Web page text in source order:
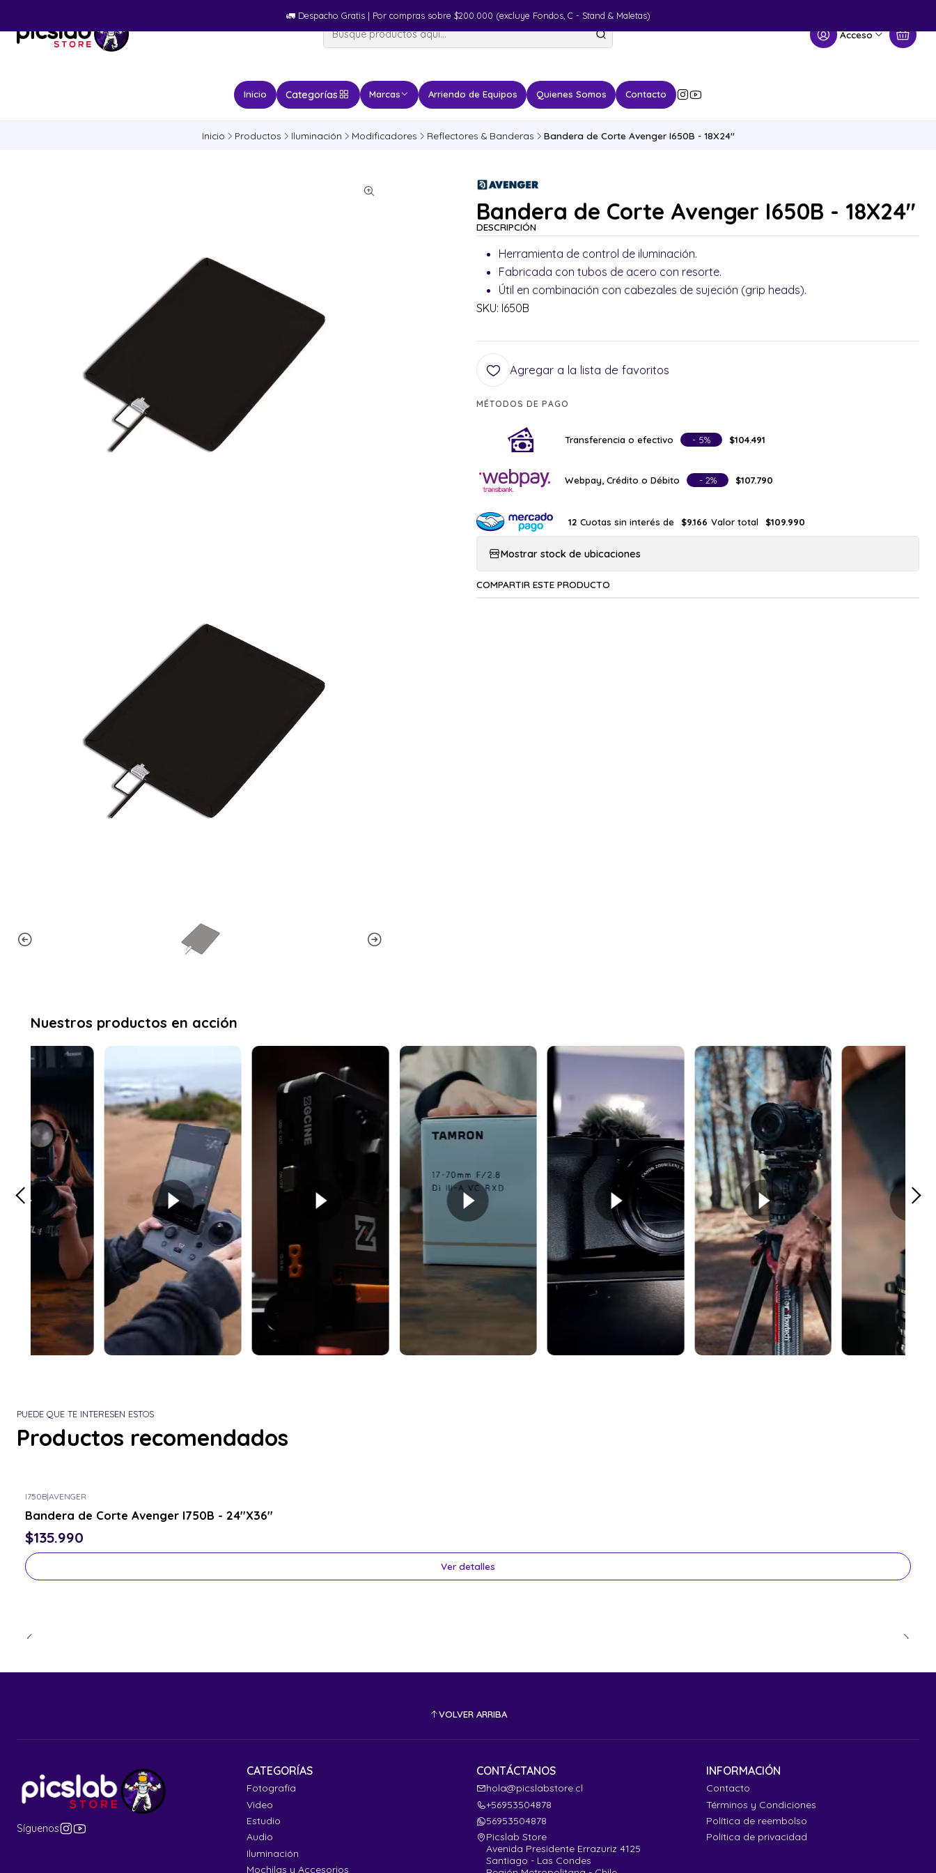
Acceso
Inicio Categorías Marcas Arriendo de Equipos Quienes Somos Contacto
🚛​ Despacho Gratis | Por compras sobre $200.000 (excluye Fondos, C - Stand & Maletas)
Inicio Productos Iluminación Modificadores Reflectores & Banderas Bandera de Corte Avenger I650B - 18X24''
Bandera de Corte Avenger I650B - 18X24''
DESCRIPCIÓN
Herramienta de control de iluminación.
Fabricada con tubos de acero con resorte.
Útil en combinación con cabezales de sujeción (grip heads).
SKU: I650B
Agregar a la lista de favoritos
MÉTODOS DE PAGO
Transferencia o efectivo - 5% $104.491
Webpay, Crédito o Débito - 2% $107.790
12 Cuotas sin interés de $9.166 Valor total $109.990
Mostrar stock de ubicaciones
COMPARTIR ESTE PRODUCTO
PUEDE QUE TE INTERESEN ESTOS
Productos recomendados
I750B|AVENGER
Bandera de Corte Avenger I750B - 24''X36''
$135.990
Ver detalles
VOLVER ARRIBA
Síguenos
CATEGORÍAS
Fotografía
Video
Estudio
Audio
Iluminación
Mochilas y Accesorios
CONTÁCTANOS
hola@picslabstore.cl
+56953504878
56953504878
Picslab Store
Avenida Presidente Errazuriz 4125
Santiago - Las Condes
INFORMACIÓN
Contacto
Términos y Condiciones
Política de reembolso
Política de privacidad